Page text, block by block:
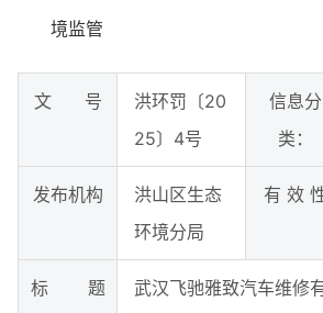
境监管
文 号
洪环罚〔20
25〕4号
信息分
类：
发布机构
洪山区生态
环境分局
有 效
标 题
武汉飞驰雅致汽车维修